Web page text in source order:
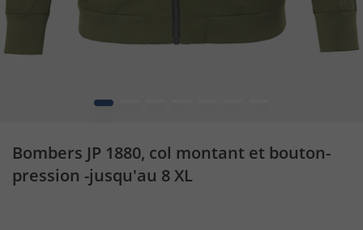
1
Bombers JP 1880, col montant et bouton-
pression -jusqu'au 8 XL